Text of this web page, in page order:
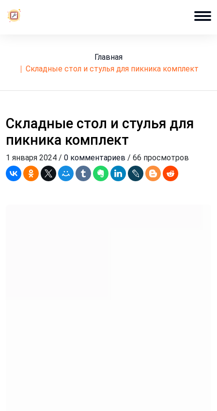
Главная
складные стол и стулья для пикника комплект
Складные стол и стулья для
пикника комплект
1 января 2024 / 0 комментариев / 66 просмотров